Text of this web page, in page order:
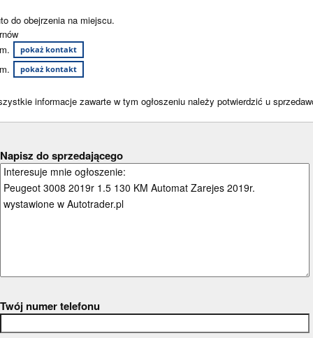
do obejrzenia na miejscu.
pokaż kontakt
pokaż kontakt
informacje zawarte w tym ogłoszeniu należy potwierdzić u
Napisz do sprzedającego
Twój numer telefonu